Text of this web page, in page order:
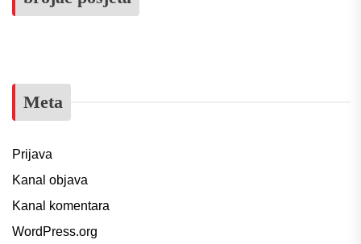
Meta
Prijava
Kanal objava
Kanal komentara
WordPress.org